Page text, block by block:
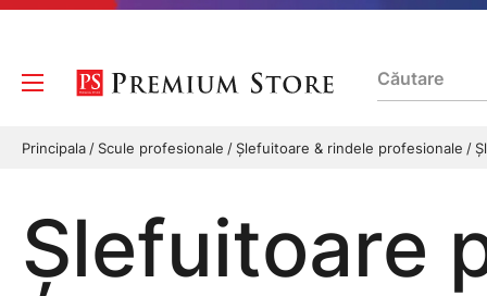
Principala Scule profesionale Şlefuitoare & rindele profesionale
Şlefuitoare